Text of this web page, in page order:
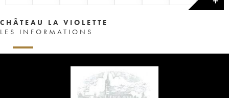
CHÂTEAU LA VIOLETTE
LES INFORMATIONS